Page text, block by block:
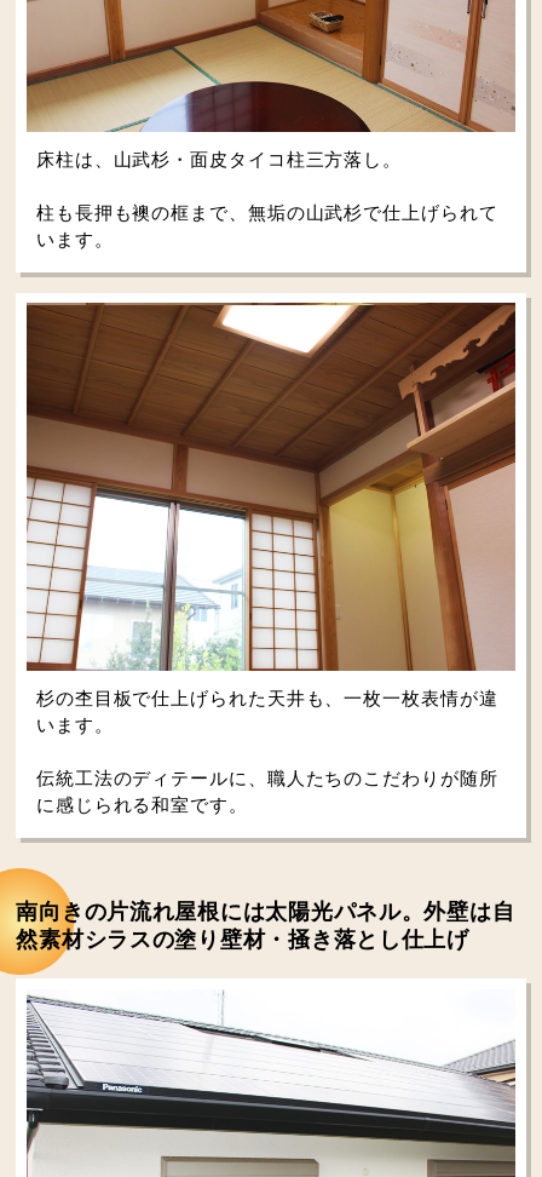
床柱は、山武杉・面皮タイコ柱三方落し。
柱も長押も襖の框まで、無垢の山武杉で仕上げられて
います。
杉の杢目板で仕上げられた天井も、一枚一枚表情が違
います。
伝統工法のディテールに、職人たちのこだわりが随所
に感じられる和室です。
南向きの片流れ屋根には太陽光パネル。外壁は自
然素材シラスの塗り壁材・掻き落とし仕上げ